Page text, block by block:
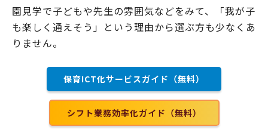
園見学で子どもや先生の雰囲気などをみて、「我が子
も楽しく通えそう」という理由から選ぶ方も少なくあ
りません。
保育ICT化サービスガイド（無料）
シフト業務効率化ガイド（無料）